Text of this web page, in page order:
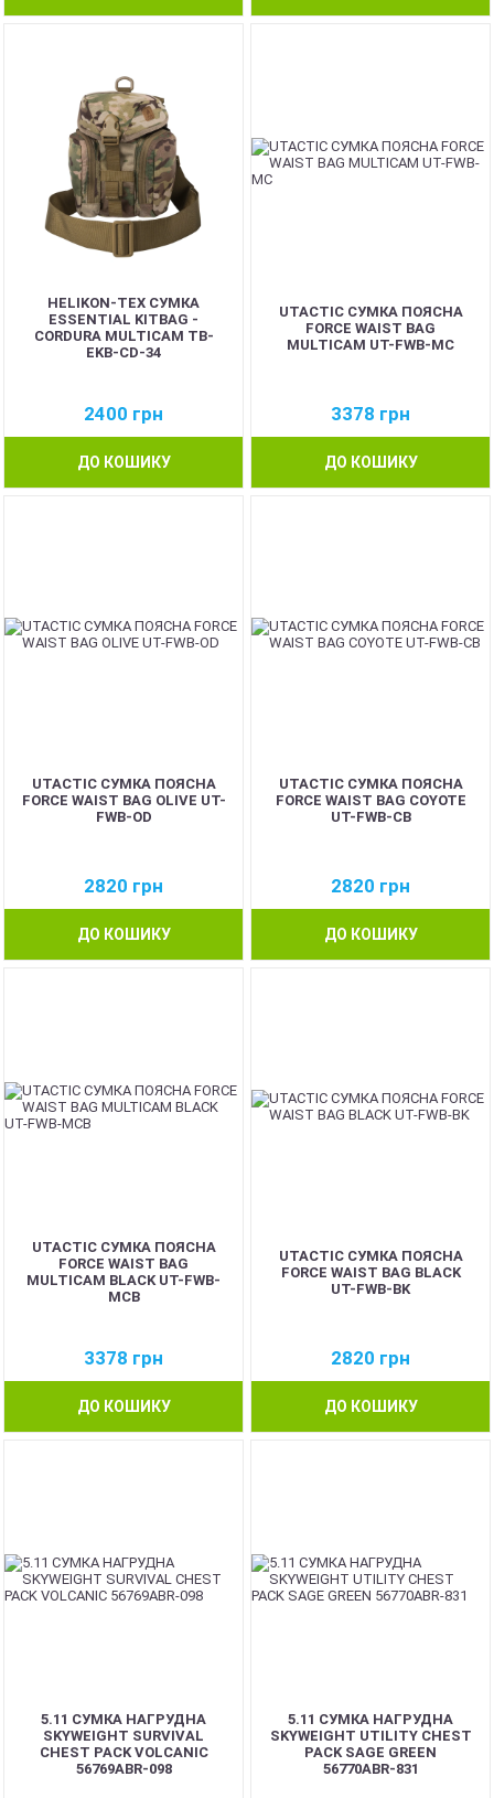
HELIKON-TEX СУМКА
ESSENTIAL KITBAG -
CORDURA MULTICAM TB-
EKB-CD-34
2400 грн
ДО КОШИКУ
UTACTIC СУМКА ПОЯСНА
FORCE WAIST BAG
MULTICAM UT-FWB-MC
3378 грн
ДО КОШИКУ
UTACTIC СУМКА ПОЯСНА
FORCE WAIST BAG OLIVE UT-
FWB-OD
2820 грн
ДО КОШИКУ
UTACTIC СУМКА ПОЯСНА
FORCE WAIST BAG COYOTE
UT-FWB-CB
2820 грн
ДО КОШИКУ
UTACTIC СУМКА ПОЯСНА
FORCE WAIST BAG
MULTICAM BLACK UT-FWB-
MCB
3378 грн
ДО КОШИКУ
UTACTIC СУМКА ПОЯСНА
FORCE WAIST BAG BLACK
UT-FWB-BK
2820 грн
ДО КОШИКУ
5.11 СУМКА НАГРУДНА
SKYWEIGHT SURVIVAL
CHEST PACK VOLCANIC
56769ABR-098
5.11 СУМКА НАГРУДНА
SKYWEIGHT UTILITY CHEST
PACK SAGE GREEN
56770ABR-831